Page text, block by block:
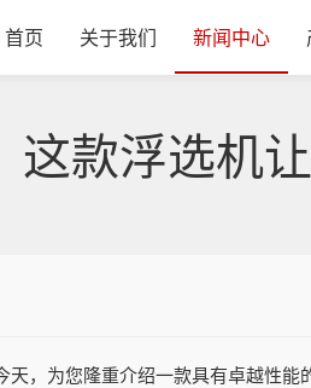
首页 关于我们 新闻中心
款浮选机
，为您隆重介绍一款具有卓越性